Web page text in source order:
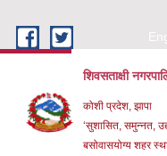
शिवसताक्षी
कोशी प्रदेश, झापा
‘सुशासित, समुन्‍नत,
बसोवासयोग्य शहर